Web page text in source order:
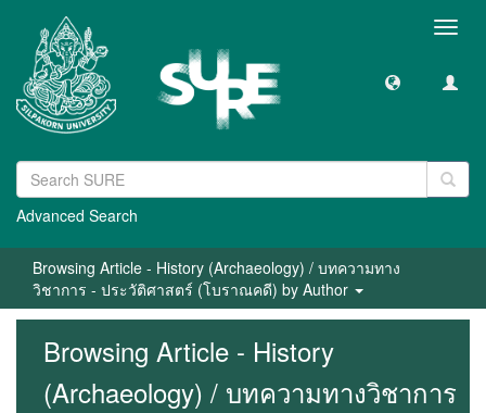
Advanced Search
Browsing Article - History (Archaeology) / บทความทาง
วิชาการ - ประวัติศาสตร์ (โบราณคดี) by Author
Browsing Article - History
(Archaeology) / บทความทางวิชาการ